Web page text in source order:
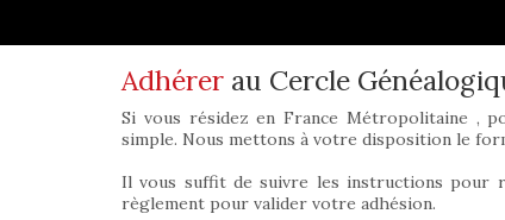
Adhérer au Cercle
Si vous résidez en France Métropolitaine ,
simple. Nous mettons à votre disposition le
Il vous suffit de suivre les instructions pour
règlement pour valider votre adhésion.